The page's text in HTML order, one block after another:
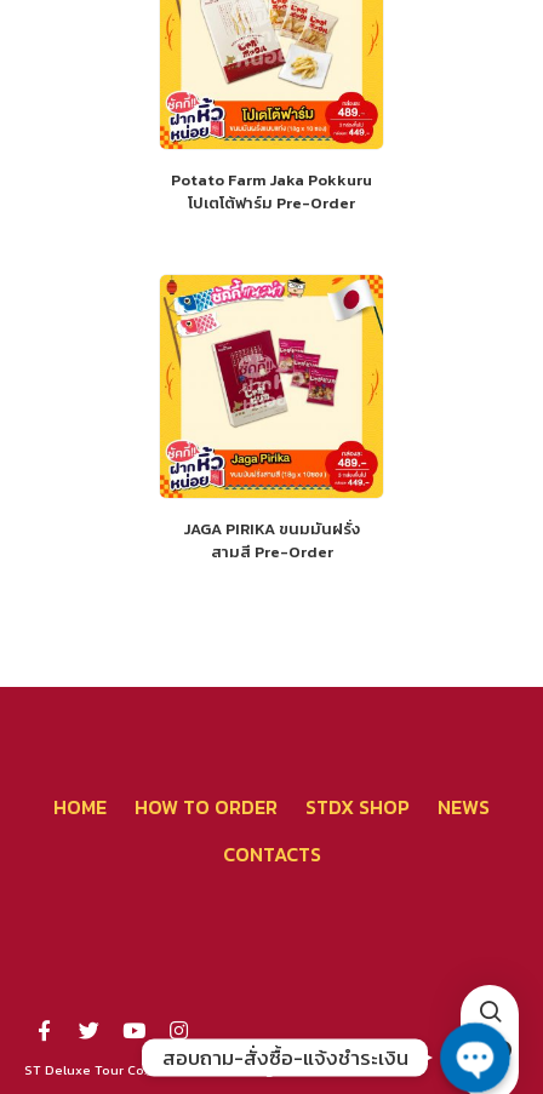
Potato Farm Jaka Pokkuru
โปเตโต้ฟาร์ม Pre-Order
JAGA PIRIKA ขนมมันฝรั่ง
สามสี Pre-Order
HOME HOW TO ORDER STDX SHOP
NEWS
CONTACTS
ST Deluxe Tour Co., Ltd. | © 2026 All rights reserved!
โทรศัพท์ 02-267-2020
สอบถาม-สั่งซื้อ-แจ้งชำระเงิน